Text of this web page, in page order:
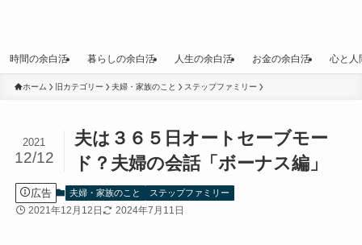
時間の余白活 暮らしの余白活 人生の余白活 お金の余白活 心と人
ホーム 旧カテゴリー 夫婦・家族のこと ステップファミリー
夫は３６５日オートセーブモー
ド？夫婦の会話「ボーナス編」
2021
12/12
広告 夫婦・家族のこと ステップファミリー
2021年12月12日 2024年7月11日